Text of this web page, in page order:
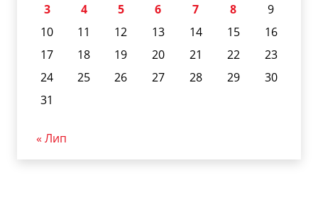
3
4 5 6 7 8
9
10
11 12 13 14 15
16
17
18 19 20 21 22
23
24
25 26 27 28 29
30
31
« Лип